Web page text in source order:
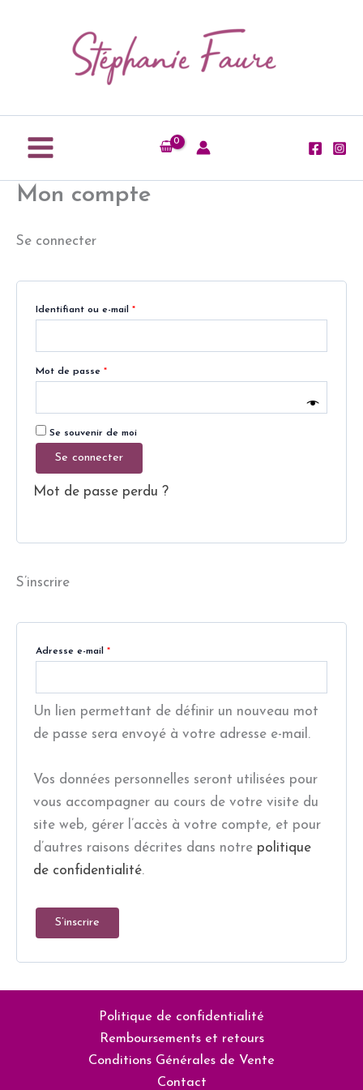
Mon compte
Se connecter
Identifiant ou e-mail *
Mot de passe *
Se souvenir de moi
Se connecter
Mot de passe perdu ?
S’inscrire
Adresse e-mail *
Un lien permettant de définir un nouveau mot
de passe sera envoyé à votre adresse e-mail.
Vos données personnelles seront utilisées pour
vous accompagner au cours de votre visite du
site web, gérer l’accès à votre compte, et pour
d’autres raisons décrites dans notre politique
de confidentialité.
S’inscrire
Politique de confidentialité
Remboursements et retours
Conditions Générales de Vente
Contact